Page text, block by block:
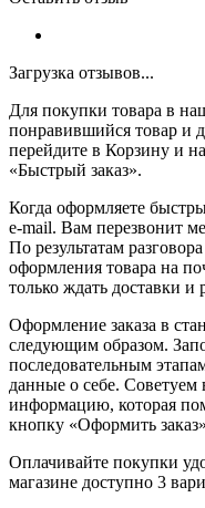
Загрузка отзывов...
Для покупки товара в
понравившийся товар и
перейдите в Корзину и
«Быстрый заказ».
Когда оформляете
e-mail. Вам перезвонит
По результатам
оформления товара на
только ждать доставки и
Оформление заказа в
следующим образом.
последовательным
данные о себе. Советуем
информацию, которая
кнопку «Оформить
Оплачивайте покупки
магазине доступно 3